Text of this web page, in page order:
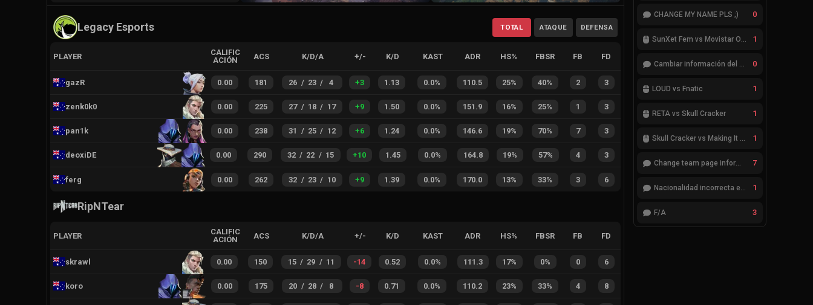
Legacy Esports TOTAL ATAQUE DEFENSA
PLAYER
CALIFIC
ACIÓN
ACS K/D/A +/- K/D KAST ADR HS% FBSR FB FD
gazR 0.00 181 26 / 23 / 4 +3 1.13 0.0% 110.5 25% 40% 2 3
zenk0k0 0.00 225 27 / 18 / 17 +9 1.50 0.0% 151.9 16% 25% 1 3
pan1k 0.00 238 31 / 25 / 12 +6 1.24 0.0% 146.6 19% 70% 7 3
deoxiDE 0.00 290 32 / 22 / 15 +10 1.45 0.0% 164.8 19% 57% 4 3
ferg 0.00 262 32 / 23 / 10 +9 1.39 0.0% 170.0 13% 33% 3 6
RipNTear
PLAYER
CALIFIC
ACIÓN
ACS K/D/A +/- K/D KAST ADR HS% FBSR FB FD
skrawl 0.00 150 15 / 29 / 11 -14 0.52 0.0% 111.3 17% 0% 0 6
koro 0.00 175 20 / 28 / 8 -8 0.71 0.0% 110.2 23% 33% 4 8
CHANGE MY NAME PLS ;) 0
SunXet Fem vs Movistar Optix Fem 1
Cambiar información del Team 0
LOUD vs Fnatic 1
RETA vs Skull Cracker 1
Skull Cracker vs Making It Look Easy 1
Change team page information 7
Nacionalidad incorrecta en el jugador cheatcode 1
F/A 3